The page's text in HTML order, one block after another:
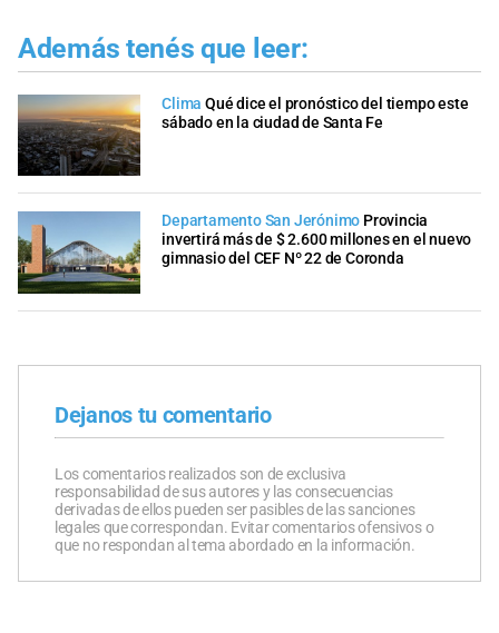
Además tenés que leer:
Clima Qué dice el pronóstico del tiempo este
sábado en la ciudad de Santa Fe
Departamento San Jerónimo Provincia
invertirá más de $ 2.600 millones en el nuevo
gimnasio del CEF Nº 22 de Coronda
Dejanos tu comentario
Los comentarios realizados son de exclusiva
responsabilidad de sus autores y las consecuencias
derivadas de ellos pueden ser pasibles de las sanciones
legales que correspondan. Evitar comentarios ofensivos o
que no respondan al tema abordado en la información.